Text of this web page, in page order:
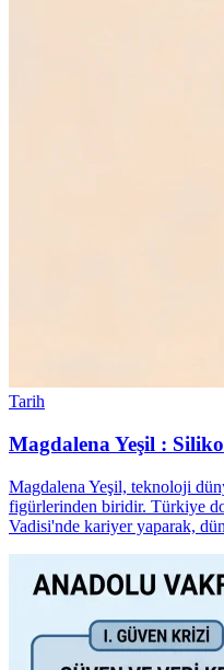
Tarih
Magdalena Yeşil :
Magdalena Yeşil, teknoloji
figürlerinden biridir. Türkiye
Vadisi'nde kariyer yaparak,